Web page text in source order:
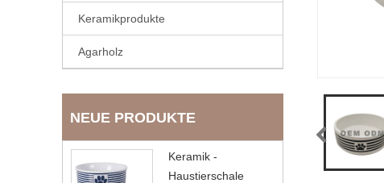
Keramikprodukte
Agarholz
NEUE PRODUKTE
Keramik -
Haustierschale